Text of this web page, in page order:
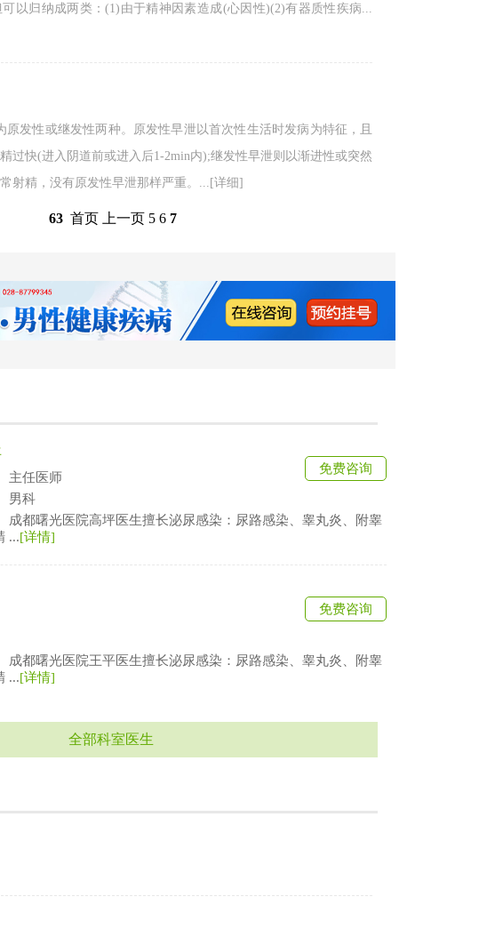
以归纳成两类：(1)由于精神因素造成(心因性)(2)有器质性疾病...
原发性或继发性两种。原发性早泄以首次性生活时发病为特征，且
过快(进入阴道前或进入后1-2min内);继发性早泄则以渐进性或突然
射精，没有原发性早泄那样严重。... [详细]
63 首页 上一页 5 6 7
主任医师
男科
成都曙光医院高坪医生擅长泌尿感染：尿路感染、睾丸炎、附睾
...[详情]
免费咨询
成都曙光医院王平医生擅长泌尿感染：尿路感染、睾丸炎、附睾
...[详情]
免费咨询
全部科室医生